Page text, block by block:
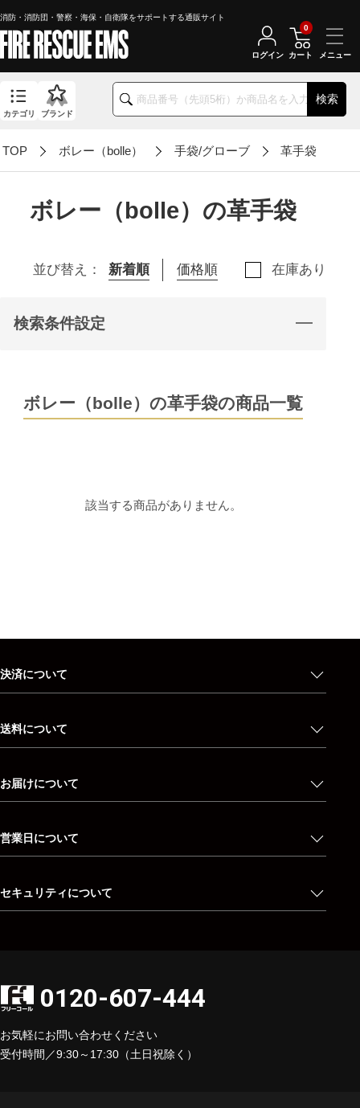
消防・消防団・警察・海保・自衛隊をサポートする通販サイト
検索
カテゴリ ブランド
ログイン カート
0
TOP ボレー（bolle） 手袋/グローブ 革手袋
ボレー（bolle）の革手袋
並び替え： 新着順 価格順 在庫あり
検索条件設定
ボレー（bolle）の革手袋の商品一覧
該当する商品がありません。
決済について
送料について
お届けについて
営業日について
セキュリティについて
0120-607-444
お気軽にお問い合わせください
受付時間／9:30～17:30（土日祝除く）